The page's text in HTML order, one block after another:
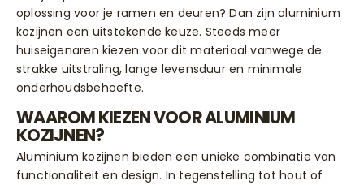
oplossing voor je ramen en deuren? Dan zijn aluminium
kozijnen een uitstekende keuze. Steeds meer
huiseigenaren kiezen voor dit materiaal vanwege de
strakke uitstraling, lange levensduur en minimale
onderhoudsbehoefte.
WAAROM KIEZEN VOOR ALUMINIUM
KOZIJNEN?
Aluminium kozijnen bieden een unieke combinatie van
functionaliteit en design. In tegenstelling tot hout of